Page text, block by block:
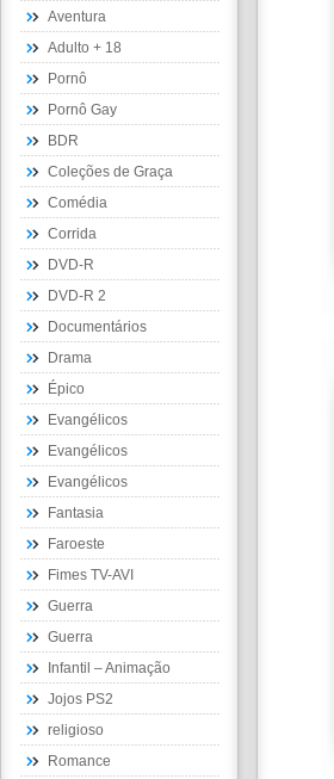
Aventura
Adulto + 18
Pornô
Pornô Gay
BDR
Coleções de Graça
Comédia
Corrida
DVD-R
DVD-R 2
Documentários
Drama
Épico
Evangélicos
Evangélicos
Evangélicos
Fantasia
Faroeste
Fimes TV-AVI
Guerra
Guerra
Infantil – Animação
Jojos PS2
religioso
Romance